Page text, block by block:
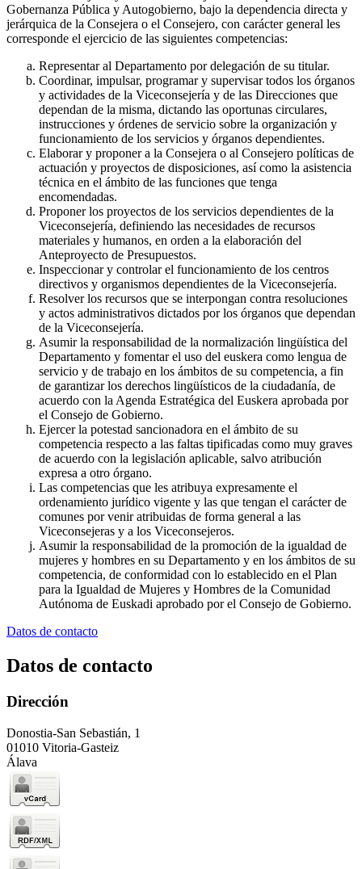
Gobernanza Pública y Autogobierno, bajo la dependencia directa y
jerárquica de la Consejera o el Consejero, con carácter general les
corresponde el ejercicio de las siguientes competencias:
Representar al Departamento por delegación de su titular.
Coordinar, impulsar, programar y supervisar todos los órganos
y actividades de la Viceconsejería y de las Direcciones que
dependan de la misma, dictando las oportunas circulares,
instrucciones y órdenes de servicio sobre la organización y
funcionamiento de los servicios y órganos dependientes.
Elaborar y proponer a la Consejera o al Consejero políticas de
actuación y proyectos de disposiciones, así como la asistencia
técnica en el ámbito de las funciones que tenga
encomendadas.
Proponer los proyectos de los servicios dependientes de la
Viceconsejería, definiendo las necesidades de recursos
materiales y humanos, en orden a la elaboración del
Anteproyecto de Presupuestos.
Inspeccionar y controlar el funcionamiento de los centros
directivos y organismos dependientes de la Viceconsejería.
Resolver los recursos que se interpongan contra resoluciones
y actos administrativos dictados por los órganos que dependan
de la Viceconsejería.
Asumir la responsabilidad de la normalización lingüística del
Departamento y fomentar el uso del euskera como lengua de
servicio y de trabajo en los ámbitos de su competencia, a fin
de garantizar los derechos lingüísticos de la ciudadanía, de
acuerdo con la Agenda Estratégica del Euskera aprobada por
el Consejo de Gobierno.
Ejercer la potestad sancionadora en el ámbito de su
competencia respecto a las faltas tipificadas como muy graves
de acuerdo con la legislación aplicable, salvo atribución
expresa a otro órgano.
Las competencias que les atribuya expresamente el
ordenamiento jurídico vigente y las que tengan el carácter de
comunes por venir atribuidas de forma general a las
Viceconsejeras y a los Viceconsejeros.
Asumir la responsabilidad de la promoción de la igualdad de
mujeres y hombres en su Departamento y en los ámbitos de su
competencia, de conformidad con lo establecido en el Plan
para la Igualdad de Mujeres y Hombres de la Comunidad
Autónoma de Euskadi aprobado por el Consejo de Gobierno.
Datos de contacto
Datos de contacto
Dirección
Donostia-San Sebastián, 1
01010 Vitoria-Gasteiz
Álava